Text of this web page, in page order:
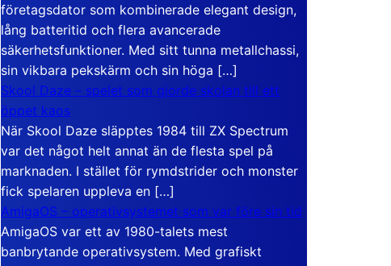
företagsdator som kombinerade elegant design,
lång batteritid och flera avancerade
säkerhetsfunktioner. Med sitt tunna metallchassi,
sin vikbara pekskärm och sin höga […]
Skool Daze – spelet som gjorde skolan till ett
öppet kaos
När Skool Daze släpptes 1984 till ZX Spectrum
var det något helt annat än de flesta spel på
marknaden. I stället för rymdstrider och monster
fick spelaren uppleva en […]
AmigaOS – operativsystemet som var före sin tid
AmigaOS var ett av 1980-talets mest
banbrytande operativsystem. Med grafiskt